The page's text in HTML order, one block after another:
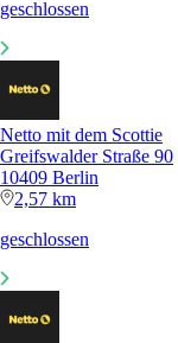
geschlossen
Netto mit dem Scottie
Greifswalder Straße 90
10409 Berlin
2,57 km
geschlossen